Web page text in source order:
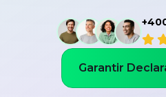
Garantir